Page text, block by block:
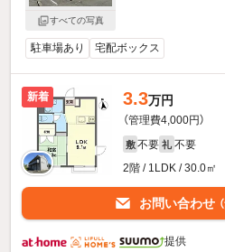
すべての写真
駐車場あり 宅配ボックス
新着 3.3万円
（管理費4,000円）
敷 不要 礼 不要
2階 / 1LDK / 30.0㎡
お問い合わせ
提供